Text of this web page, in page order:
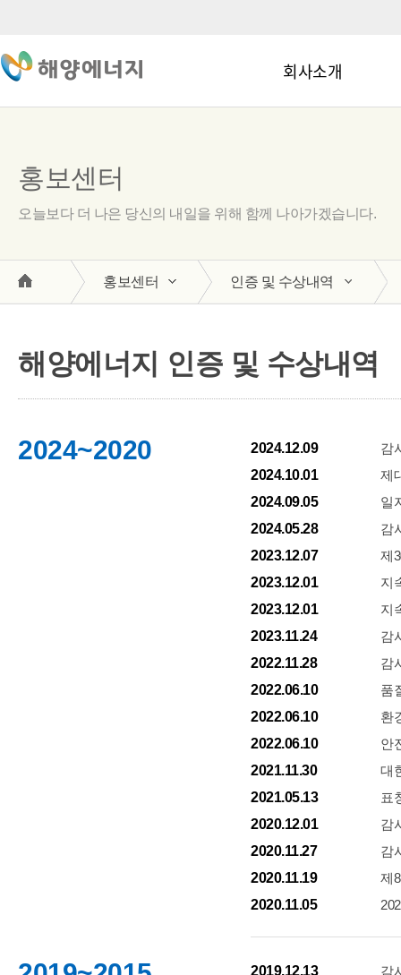
회사소개
홍보센터
오늘보다 더 나은 당신의 내일을 위해 함께 나아가겠습니다.
홍보센터 인증 및 수상내역
해양에너지 인증 및 수상내역
2024~2020 2024.12.09
감
2024.10.01
제
2024.09.05
일
2024.05.28
감
2023.12.07
제
2023.12.01
지
2023.12.01
지
2023.11.24
감
2022.11.28
감
2022.06.10
품
2022.06.10
환
2022.06.10
안
2021.11.30
대
2021.05.13
표
2020.12.01
감
2020.11.27
감
2020.11.19
제
2020.11.05
2019.12.13
감